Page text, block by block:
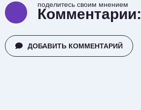
поделитесь своим мнением
Комментарии:
ДОБАВИТЬ КОММЕНТАРИЙ